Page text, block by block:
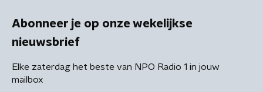
Abonneer je op onze wekelijkse
nieuwsbrief
Elke zaterdag het beste van NPO Radio 1 in jouw
mailbox